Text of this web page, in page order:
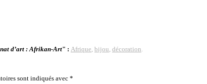
d’art : Afrikan-Art" : Afrique, bijou, décoration.
sont indiqués avec *